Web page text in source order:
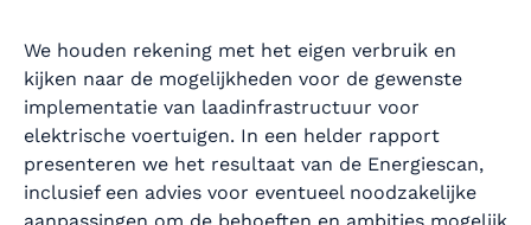
We houden rekening met het eigen verbruik en
kijken naar de mogelijkheden voor de gewenste
implementatie van laadinfrastructuur voor
elektrische voertuigen. In een helder rapport
presenteren we het resultaat van de Energiescan,
inclusief een advies voor eventueel noodzakelijke